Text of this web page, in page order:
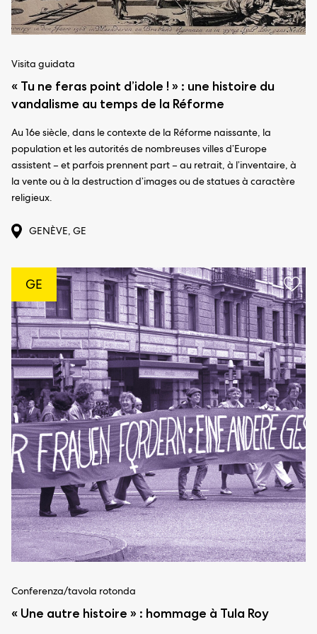
Visita guidata
« Tu ne feras point d’idole ! » : une histoire du
vandalisme au temps de la Réforme
Au 16e siècle, dans le contexte de la Réforme naissante, la
population et les autorités de nombreuses villes d’Europe
assistent – et parfois prennent part – au retrait, à l’inventaire, à
la vente ou à la destruction d’images ou de statues à caractère
religieux.
GENÈVE, GE
GE
Conferenza/tavola rotonda
« Une autre histoire » : hommage à Tula Roy